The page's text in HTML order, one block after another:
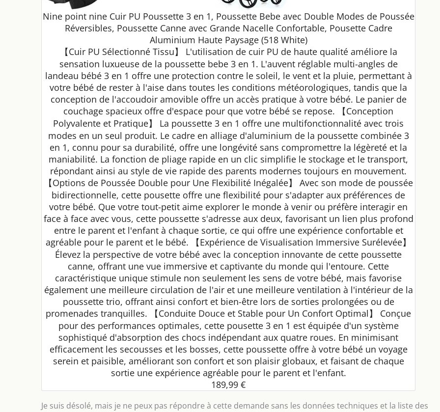
Nine point nine Cuir PU Poussette 3 en 1, Poussette Bebe avec Double Modes de Poussée
Réversibles, Poussette Canne avec Grande Nacelle Confortable, Pousette Cadre
Aluminium Haute Paysage (518 White)
【Cuir PU Sélectionné Tissu】 L'utilisation de cuir PU de haute qualité améliore la
sensation luxueuse de la poussette bebe 3 en 1. L'auvent réglable multi-angles de
landeau bébé 3 en 1 offre une protection contre le soleil, le vent et la pluie, permettant à
votre bébé de rester à l'aise dans toutes les conditions météorologiques, tandis que la
conception de l'accoudoir amovible offre un accès pratique à votre bébé. Le panier de
couchage spacieux offre d'espace pour que votre bébé se repose. 【Conception
Polyvalente et Pratique】 La poussette 3 en 1 offre une multifonctionnalité avec trois
modes en un seul produit. Le cadre en alliage d'aluminium de la poussette combinée 3
en 1, connu pour sa durabilité, offre une longévité sans compromettre la légèreté et la
maniabilité. La fonction de pliage rapide en un clic simplifie le stockage et le transport,
répondant ainsi au style de vie rapide des parents modernes toujours en mouvement.
【Options de Poussée Double pour Une Flexibilité Inégalée】 Avec son mode de poussée
bidirectionnelle, cette pousette offre une flexibilité pour s'adapter aux préférences de
votre bébé. Que votre tout-petit aime explorer le monde à venir ou préfère interagir en
face à face avec vous, cette poussette s'adresse aux deux, favorisant un lien plus profond
entre le parent et l'enfant à chaque sortie, ce qui offre une expérience confortable et
agréable pour le parent et le bébé. 【Expérience de Visualisation Immersive Surélevée】
Élevez la perspective de votre bébé avec la conception innovante de cette poussette
canne, offrant une vue immersive et captivante du monde qui l'entoure. Cette
caractéristique unique stimule non seulement les sens de votre bébé, mais favorise
également une meilleure circulation de l'air et une meilleure ventilation à l'intérieur de la
poussette trio, offrant ainsi confort et bien-être lors de sorties prolongées ou de
promenades tranquilles. 【Conduite Douce et Stable pour Un Confort Optimal】 Conçue
pour des performances optimales, cette pousette 3 en 1 est équipée d'un système
sophistiqué d'absorption des chocs indépendant aux quatre roues. En minimisant
efficacement les secousses et les bosses, cette poussette offre à votre bébé un voyage
serein et paisible, améliorant son confort et son plaisir globaux, et faisant de chaque
sortie une expérience agréable pour le parent et l'enfant.
189,99 €
Je suis désolé, mais je ne peux pas répondre à cette demande sans les données techniques et la liste des